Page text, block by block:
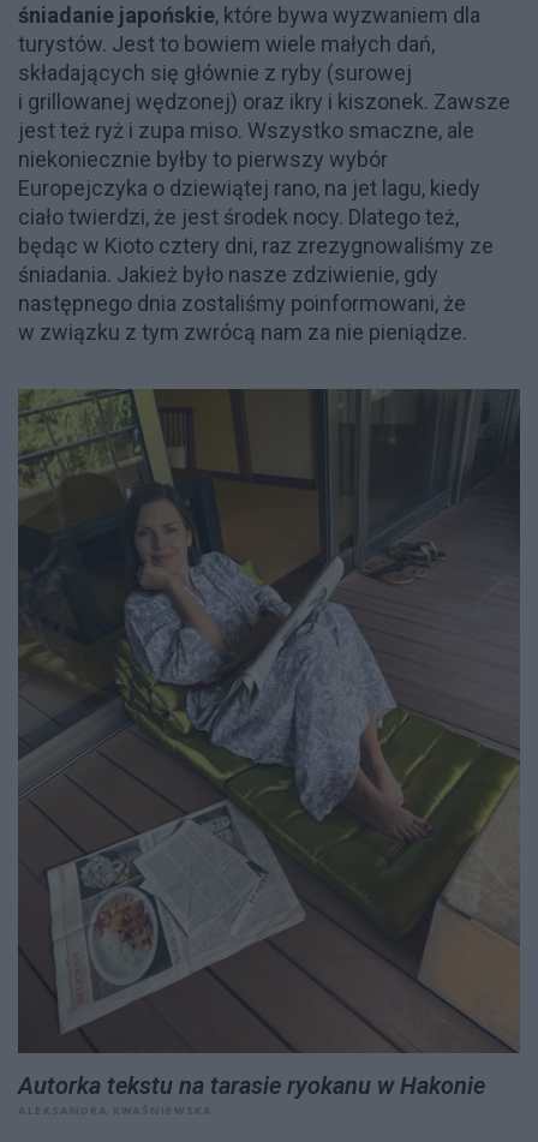
śniadanie japońskie, które bywa wyzwaniem dla
turystów. Jest to bowiem wiele małych dań,
składających się głównie z ryby (surowej
i grillowanej wędzonej) oraz ikry i kiszonek. Zawsze
jest też ryż i zupa miso. Wszystko smaczne, ale
niekoniecznie byłby to pierwszy wybór
Europejczyka o dziewiątej rano, na jet lagu, kiedy
ciało twierdzi, że jest środek nocy. Dlatego też,
będąc w Kioto cztery dni, raz zrezygnowaliśmy ze
śniadania. Jakież było nasze zdziwienie, gdy
następnego dnia zostaliśmy poinformowani, że
w związku z tym zwrócą nam za nie pieniądze.
Autorka tekstu na tarasie ryokanu w Hakonie